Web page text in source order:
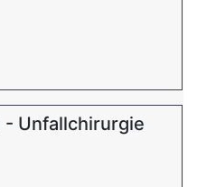
- Unfallchirurgie